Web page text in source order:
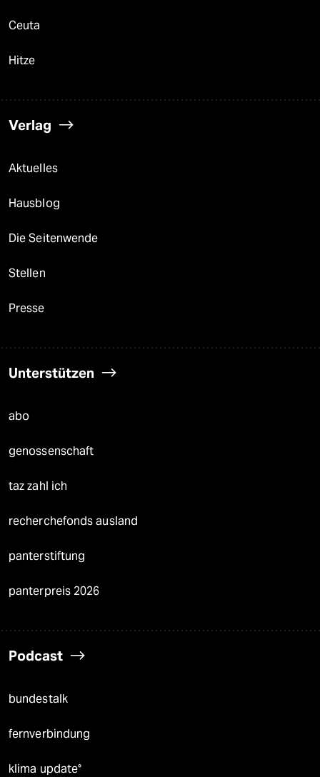
Ceuta
Hitze
Verlag
Aktuelles
Hausblog
Die Seitenwende
Stellen
Presse
Unterstützen
abo
genossenschaft
taz zahl ich
recherchefonds ausland
panterstiftung
panterpreis 2026
Podcast
bundestalk
fernverbindung
klima update°